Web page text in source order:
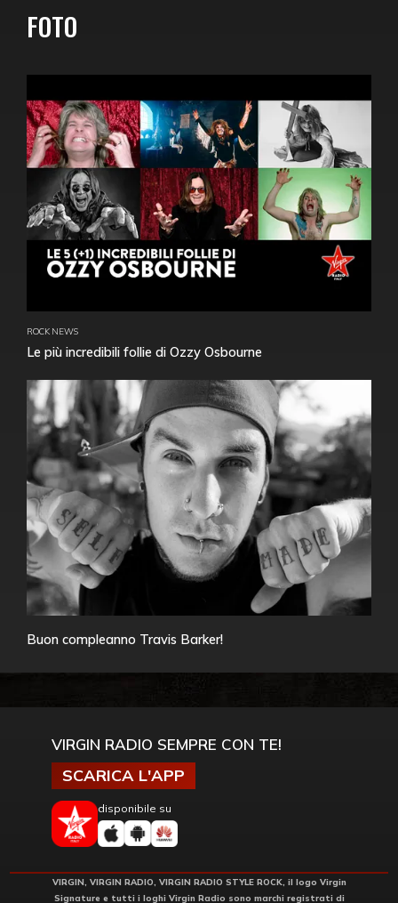
FOTO
ROCK NEWS
Le più incredibili follie di Ozzy Osbourne
Buon compleanno Travis Barker!
VIRGIN RADIO SEMPRE CON TE!
SCARICA L'APP
disponibile su
VIRGIN, VIRGIN RADIO, VIRGIN RADIO STYLE ROCK, il logo Virgin
Signature e tutti i loghi Virgin Radio sono marchi registrati di